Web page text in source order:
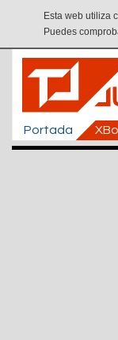
Esta web utiliza
Puedes
Portada